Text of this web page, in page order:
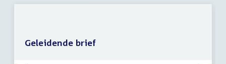
Geleidende brief